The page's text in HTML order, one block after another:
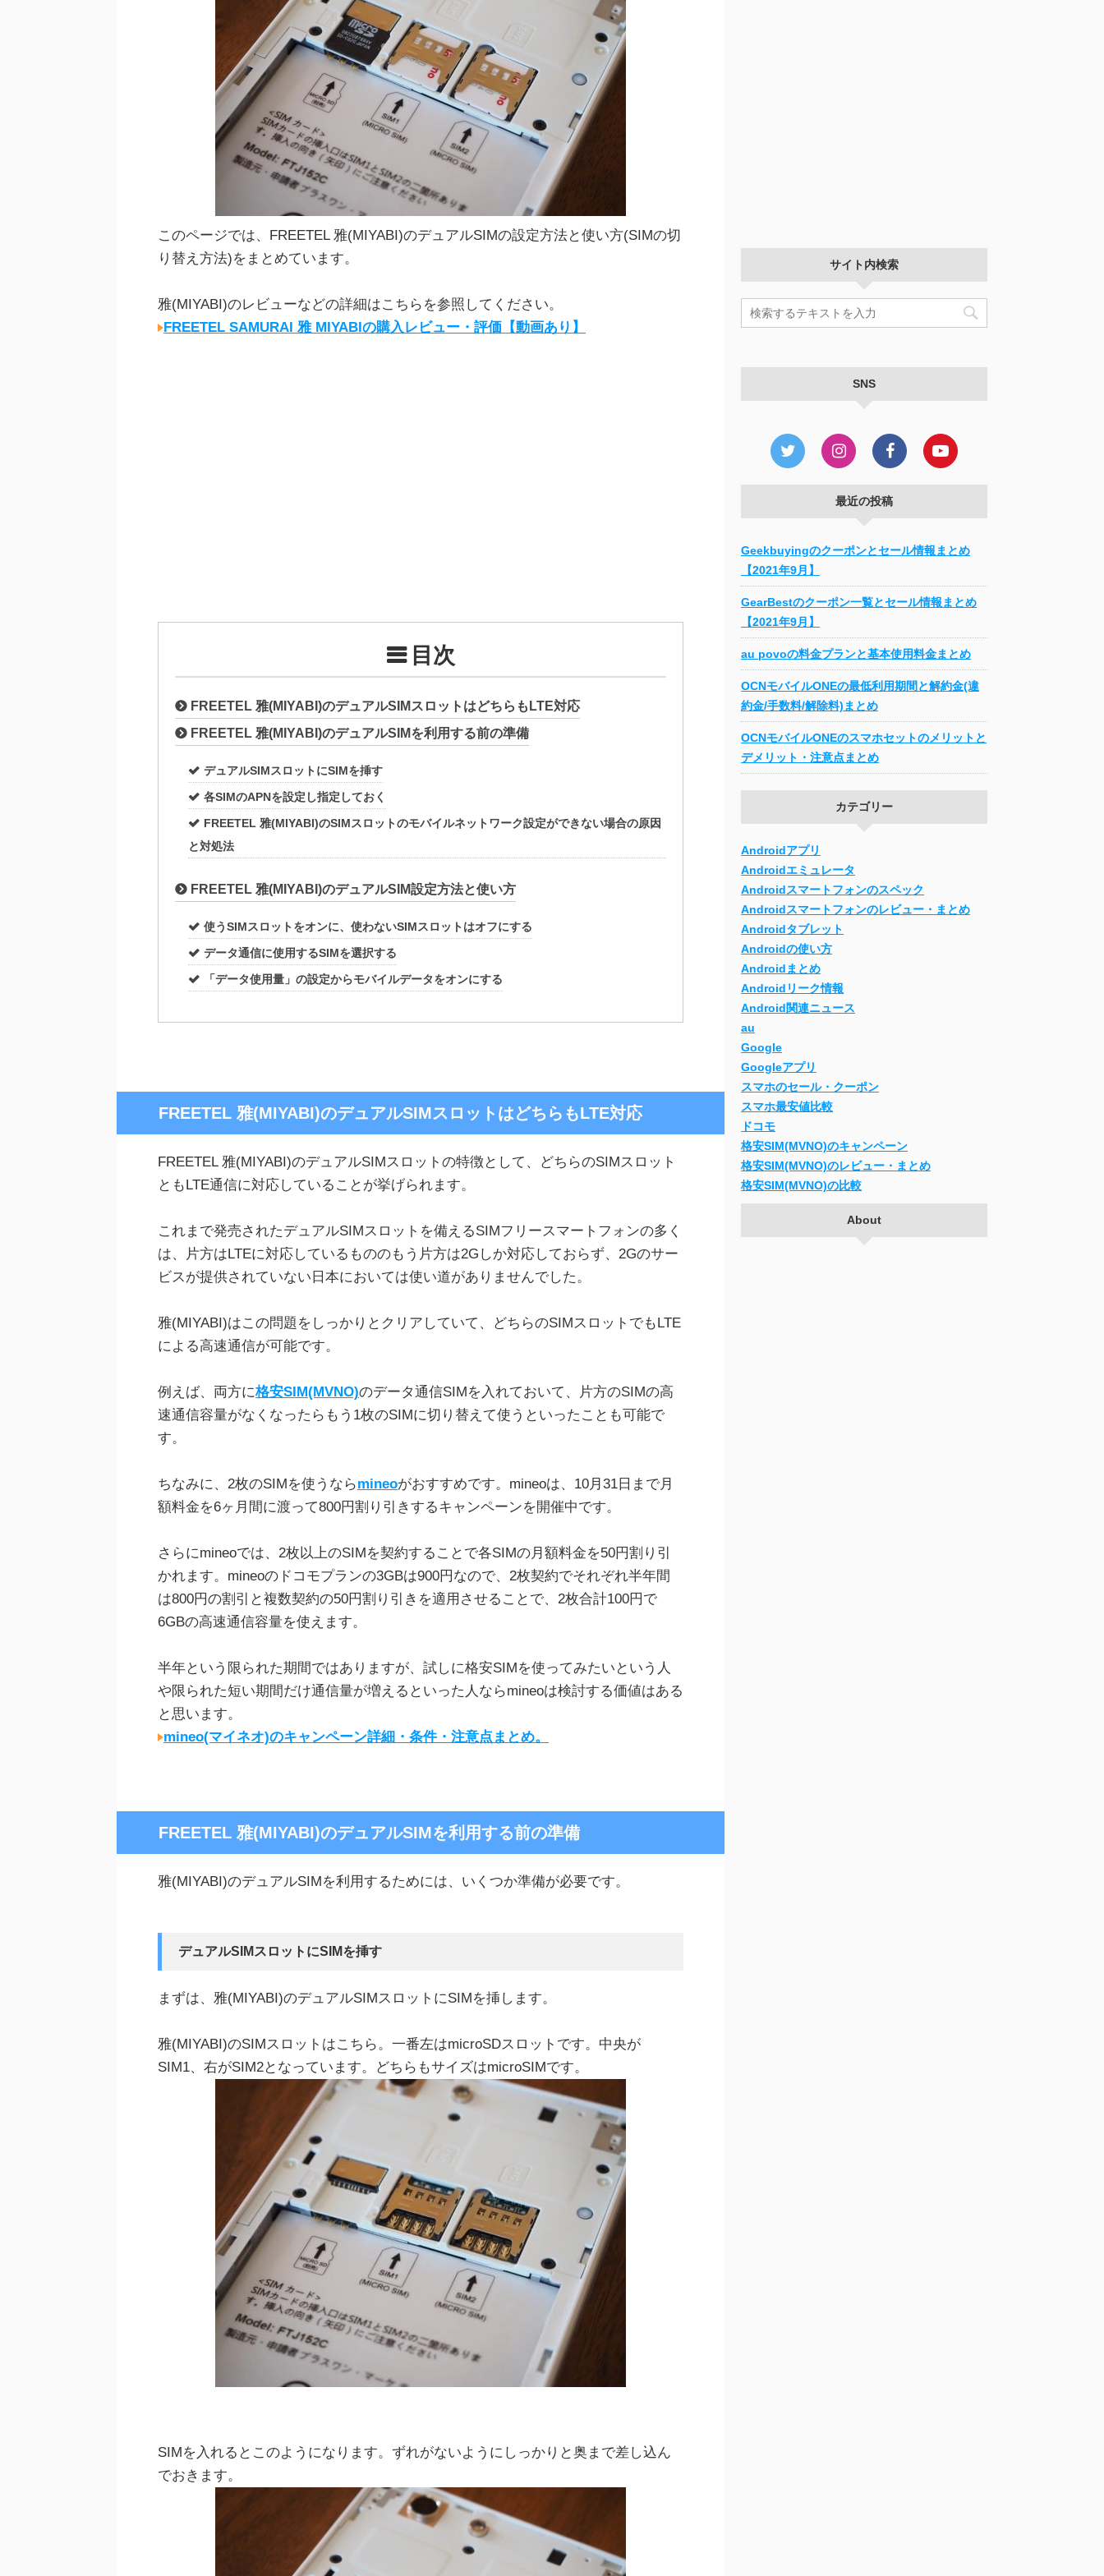
このページでは、FREETEL 雅(MIYABI)のデュアルSIMの設定方法と使い方(SIMの切
り替え方法)をまとめています。
雅(MIYABI)のレビューなどの詳細はこちらを参照してください。
FREETEL SAMURAI 雅 MIYABIの購入レビュー・評価【動画あり】
目次
FREETEL 雅(MIYABI)のデュアルSIMスロットはどちらもLTE対応
FREETEL 雅(MIYABI)のデュアルSIMを利用する前の準備
デュアルSIMスロットにSIMを挿す
各SIMのAPNを設定し指定しておく
FREETEL 雅(MIYABI)のSIMスロットのモバイルネットワーク設定ができない場合の原因
と対処法
FREETEL 雅(MIYABI)のデュアルSIM設定方法と使い方
使うSIMスロットをオンに、使わないSIMスロットはオフにする
データ通信に使用するSIMを選択する
「データ使用量」の設定からモバイルデータをオンにする
FREETEL 雅(MIYABI)のデュアルSIMスロットはどちらもLTE対応
FREETEL 雅(MIYABI)のデュアルSIMスロットの特徴として、どちらのSIMスロット
ともLTE通信に対応していることが挙げられます。
これまで発売されたデュアルSIMスロットを備えるSIMフリースマートフォンの多く
は、片方はLTEに対応しているもののもう片方は2Gしか対応しておらず、2Gのサー
ビスが提供されていない日本においては使い道がありませんでした。
雅(MIYABI)はこの問題をしっかりとクリアしていて、どちらのSIMスロットでもLTE
による高速通信が可能です。
例えば、両方に格安SIM(MVNO)のデータ通信SIMを入れておいて、片方のSIMの高
速通信容量がなくなったらもう1枚のSIMに切り替えて使うといったことも可能で
す。
ちなみに、2枚のSIMを使うならmineoがおすすめです。mineoは、10月31日まで月
額料金を6ヶ月間に渡って800円割り引きするキャンペーンを開催中です。
さらにmineoでは、2枚以上のSIMを契約することで各SIMの月額料金を50円割り引
かれます。mineoのドコモプランの3GBは900円なので、2枚契約でそれぞれ半年間
は800円の割引と複数契約の50円割り引きを適用させることで、2枚合計100円で
6GBの高速通信容量を使えます。
半年という限られた期間ではありますが、試しに格安SIMを使ってみたいという人
や限られた短い期間だけ通信量が増えるといった人ならmineoは検討する価値はある
と思います。
mineo(マイネオ)のキャンペーン詳細・条件・注意点まとめ。
FREETEL 雅(MIYABI)のデュアルSIMを利用する前の準備
雅(MIYABI)のデュアルSIMを利用するためには、いくつか準備が必要です。
デュアルSIMスロットにSIMを挿す
まずは、雅(MIYABI)のデュアルSIMスロットにSIMを挿します。
雅(MIYABI)のSIMスロットはこちら。一番左はmicroSDスロットです。中央が
SIM1、右がSIM2となっています。どちらもサイズはmicroSIMです。
SIMを入れるとこのようになります。ずれがないようにしっかりと奥まで差し込ん
でおきます。
サイト内検索
SNS
最近の投稿
Geekbuyingのクーポンとセール情報まとめ
【2021年9月】
GearBestのクーポン一覧とセール情報まとめ
【2021年9月】
au povoの料金プランと基本使用料金まとめ
OCNモバイルONEの最低利用期間と解約金(違
約金/手数料/解除料)まとめ
OCNモバイルONEのスマホセットのメリットと
デメリット・注意点まとめ
カテゴリー
Androidアプリ
Androidエミュレータ
Androidスマートフォンのスペック
Androidスマートフォンのレビュー・まとめ
Androidタブレット
Androidの使い方
Androidまとめ
Androidリーク情報
Android関連ニュース
au
Google
Googleアプリ
スマホのセール・クーポン
スマホ最安値比較
ドコモ
格安SIM(MVNO)のキャンペーン
格安SIM(MVNO)のレビュー・まとめ
格安SIM(MVNO)の比較
About